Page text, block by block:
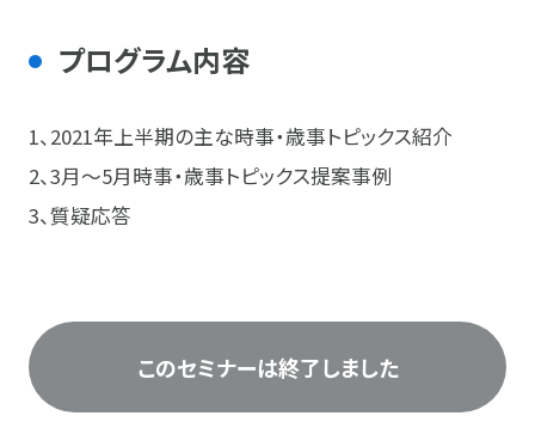
プログラム内容
1、2021年上半期の主な時事・歳事トピックス紹介
2、3月～5月時事・歳事トピックス提案事例
3、質疑応答
このセミナーは終了しました